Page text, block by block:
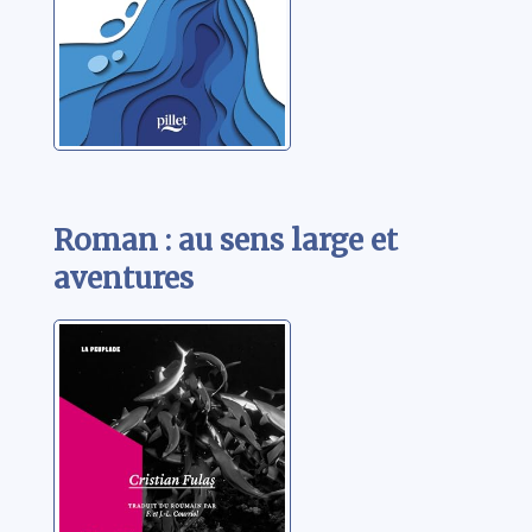
Roman : au sens large et
aventures
La pire espèce
Fulas, Cristian